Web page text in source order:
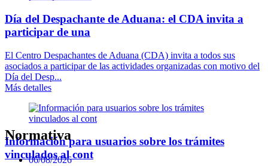
Día del Despachante de Aduana: el CDA invita a
participar de una
El Centro Despachantes de Aduana (CDA) invita a todos sus
asociados a participar de las actividades organizadas con motivo del
Día del Desp...
Más detalles
Información para usuarios sobre los trámites
vinculados al cont
Normativa
06/08/2026